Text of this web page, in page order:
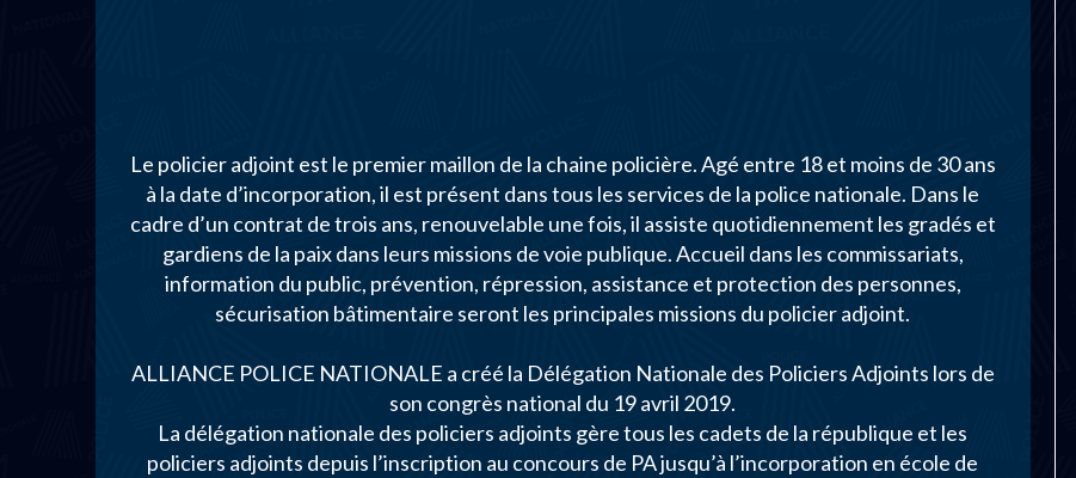
Le policier adjoint est le premier maillon de la chaine policière. Agé entre 18 et moins de 30 ans
à la date d’incorporation, il est présent dans tous les services de la police nationale. Dans le
cadre d’un contrat de trois ans, renouvelable une fois, il assiste quotidiennement les gradés et
gardiens de la paix dans leurs missions de voie publique. Accueil dans les commissariats,
information du public, prévention, répression, assistance et protection des personnes,
sécurisation bâtimentaire seront les principales missions du policier adjoint.
ALLIANCE POLICE NATIONALE a créé la Délégation Nationale des Policiers Adjoints lors de
son congrès national du 19 avril 2019.
La délégation nationale des policiers adjoints gère tous les cadets de la république et les
policiers adjoints depuis l’inscription au concours de PA jusqu’à l’incorporation en école de